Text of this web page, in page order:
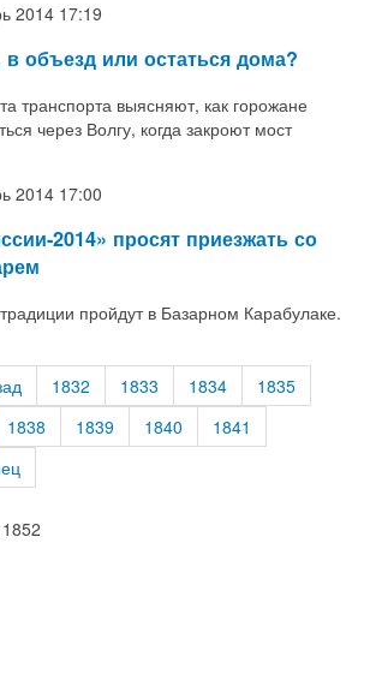
2014 17:19
в объезд или остаться дома?
транспорта выясняют, как горожане
через Волгу, когда закроют мост
2014 17:00
2014» просят приезжать со
пройдут в Базарном Карабулаке.
1832 1833 1834
1835
1838 1839 1840
1841